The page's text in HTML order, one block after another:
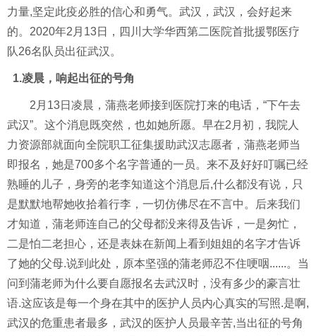
力量,坚定此疫必胜的信心和勇气。武汉，武汉，会好起来
的。 2020年2月13日， 四川大学华西第二医院首批援鄂医疗
队26名队员出征武汉。
1.凌晨，响起出征的号角
2月13日凌晨，蒲燕老师接到医院打来的电话， “下午去
武汉”。这个消息既突然，也如她所愿。早在2月初，我院人
力资源部就面向全院职工征集援助武汉志愿者， 蒲燕老师当
即报名，她是700多个名字普通的一员。来不及好好叮嘱已经
熟睡的儿子， 身旁的老李知道这个消息后,什么都没有说，只
是默默地帮她收拾着行李， 一切仿佛尽在不言中 。后来我们
才知道，蒲老师连自己的父母都没来得及告诉 ，一是匆忙，
二是怕二老担心，还是表妹在新闻上看到姐姐的名字才告诉
了她的父母.说到此处，原本坚强的蒲老师忍不住哽咽......。当
问到蒲老师为什么要自愿报名去武汉时，没有多少的豪言壮
语.这应该是每一个身在其中的医护人员内心真实的写照.是啊,
武汉的危重患者最多 ， 武汉的医护人员最辛苦,当出征的号角